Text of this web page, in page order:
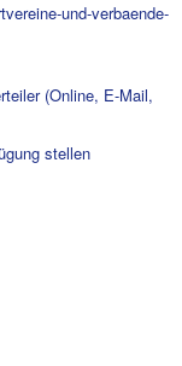
und-verbaende-
(Online, E-Mail,
stellen